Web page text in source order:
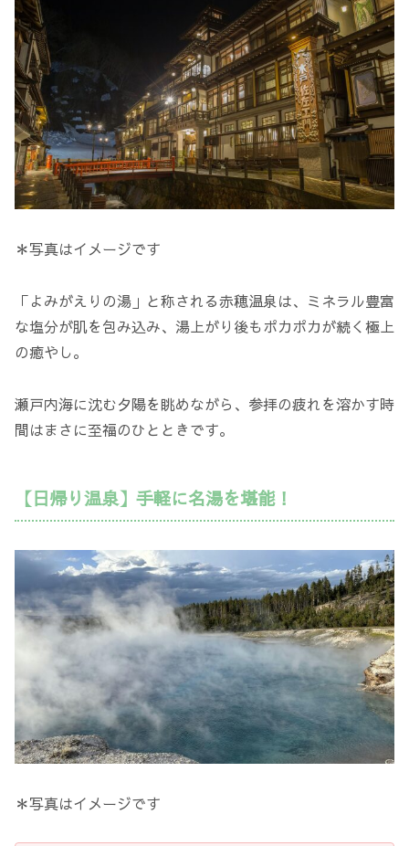
＊写真はイメージです
「よみがえりの湯」と称される赤穂温泉は、ミネラル豊富
な塩分が肌を包み込み、湯上がり後もポカポカが続く極上
の癒やし。
瀬戸内海に沈む夕陽を眺めながら、参拝の疲れを溶かす時
間はまさに至福のひとときです。
【日帰り温泉】手軽に名湯を堪能！
＊写真はイメージです